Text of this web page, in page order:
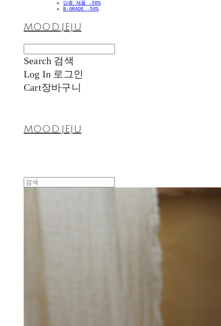
단종 제품 -50%
B-GRADE -50%
MOOD.JEJU
Search 검색
Log In 로그인
Cart장바구니
MOOD.JEJU